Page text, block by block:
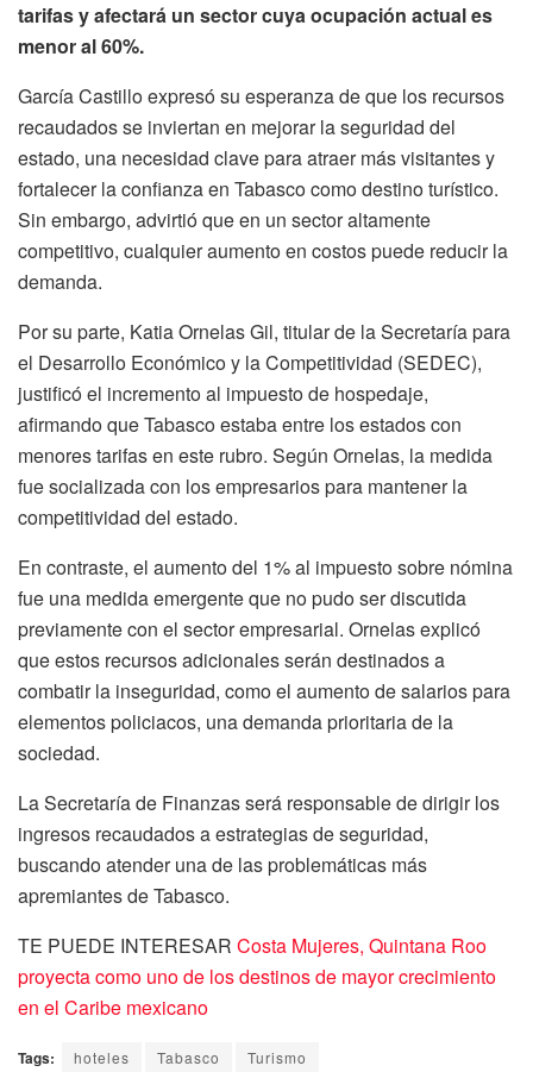
tarifas y afectará un sector cuya ocupación actual es
menor al 60%.
García Castillo expresó su esperanza de que los recursos
recaudados se inviertan en mejorar la seguridad del
estado, una necesidad clave para atraer más visitantes y
fortalecer la confianza en Tabasco como destino turístico.
Sin embargo, advirtió que en un sector altamente
competitivo, cualquier aumento en costos puede reducir la
demanda.
Por su parte, Katia Ornelas Gil, titular de la Secretaría para
el Desarrollo Económico y la Competitividad (SEDEC),
justificó el incremento al impuesto de hospedaje,
afirmando que Tabasco estaba entre los estados con
menores tarifas en este rubro. Según Ornelas, la medida
fue socializada con los empresarios para mantener la
competitividad del estado.
En contraste, el aumento del 1% al impuesto sobre nómina
fue una medida emergente que no pudo ser discutida
previamente con el sector empresarial. Ornelas explicó
que estos recursos adicionales serán destinados a
combatir la inseguridad, como el aumento de salarios para
elementos policiacos, una demanda prioritaria de la
sociedad.
La Secretaría de Finanzas será responsable de dirigir los
ingresos recaudados a estrategias de seguridad,
buscando atender una de las problemáticas más
apremiantes de Tabasco.
TE PUEDE INTERESAR Costa Mujeres, Quintana Roo
proyecta como uno de los destinos de mayor crecimiento
en el Caribe mexicano
Tags: hoteles Tabasco Turismo